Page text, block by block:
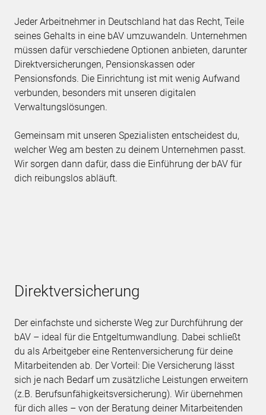
Jeder Arbeitnehmer in Deutschland hat das Recht, Teile
seines Gehalts in eine bAV umzuwandeln. Unternehmen
müssen dafür verschiedene Optionen anbieten, darunter
Direktversicherungen, Pensionskassen oder
Pensionsfonds. Die Einrichtung ist mit wenig Aufwand
verbunden, besonders mit unseren digitalen
Verwaltungslösungen.
Gemeinsam mit unseren Spezialisten entscheidest du,
welcher Weg am besten zu deinem Unternehmen passt.
Wir sorgen dann dafür, dass die Einführung der bAV für
dich reibungslos abläuft.
Direktversicherung
Der einfachste und sicherste Weg zur Durchführung der
bAV – ideal für die Entgeltumwandlung. Dabei schließt
du als Arbeitgeber eine Rentenversicherung für deine
Mitarbeitenden ab. Der Vorteil: Die Versicherung lässt
sich je nach Bedarf um zusätzliche Leistungen erweitern
(z.B. Berufsunfähigkeitsversicherung). Wir übernehmen
für dich alles – von der Beratung deiner Mitarbeitenden